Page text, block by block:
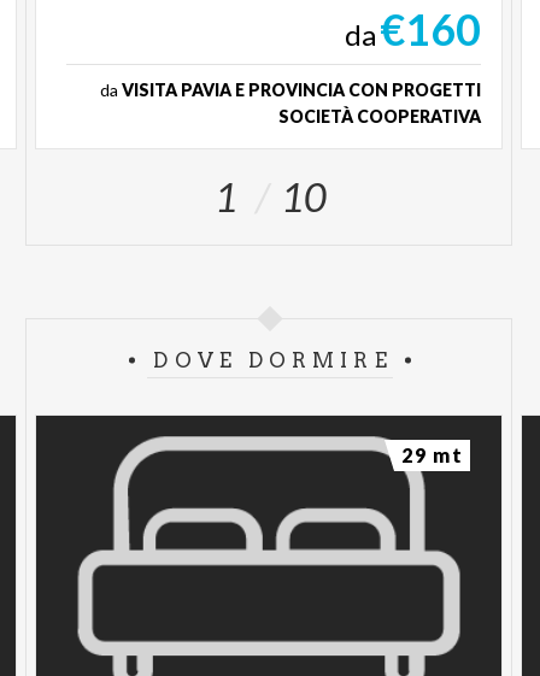
da€160
da VISITA PAVIA E PROVINCIA CON PROGETTI
SOCIETÀ COOPERATIVA
1 10
DOVE DORMIRE
29 mt